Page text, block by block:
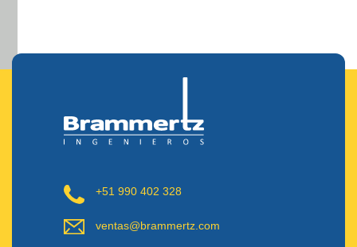
+51 990 402 328
ventas@brammertz.com